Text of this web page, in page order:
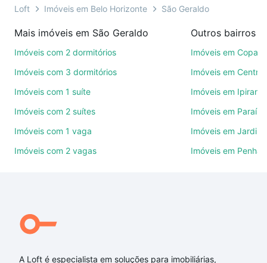
ainda conta com mais de 46 mil corretores e
de imóveis.
ruas, bairros e até condomínios favoritos. Você
também pode usar os filtros como quantidade de
quartos, suítes, com ou sem vaga de garagem para
comodidades, como piscina, academia, salão de
Qual o preço de Imóveis com 4 vagas à venda em
São Geraldo, Belo Horizonte, MG?
Aqui na Loft temos a oferta ideal para você, com
Loft Imóveis em Belo Horizonte São Geraldo
Mais imóveis em São Geraldo
Imóveis com 2 dormitórios
Imóveis com 3 dormitórios
Imóveis com 1 suíte
Imóveis com 2 suítes
Imóveis com 1 vaga
Imóveis com 2 vagas
Imóveis em
Imóveis em Centro
Imóveis em
Imóveis em Paraíso
Imóveis em Jardim
Imóveis em Penha
A Loft é especialista em soluções para imobiliárias,